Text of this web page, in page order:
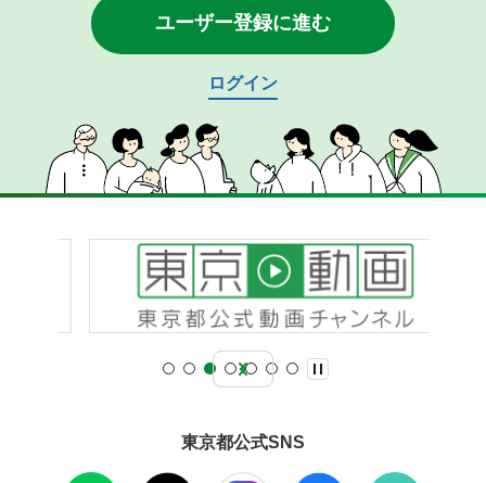
ユーザー登録に進む
ログイン
東京都公式SNS